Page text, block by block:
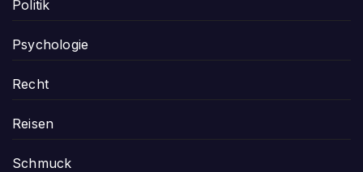
Politik
Psychologie
Recht
Reisen
Schmuck